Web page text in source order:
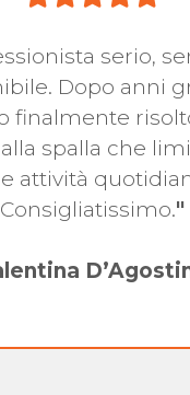
serio,
Dopo anni
finalmente
spalla che
attività
Consigliatissimo."